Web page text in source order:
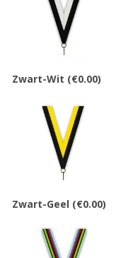
Zwart-Wit (€0.00)
Zwart-Geel (€0.00)